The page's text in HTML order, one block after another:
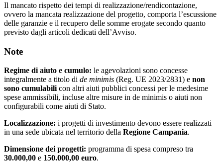
Il mancato rispetto dei tempi di realizzazione/rendicontazione,
ovvero la mancata realizzazione del progetto, comporta l’escussione
delle garanzie e il recupero delle somme erogate secondo quanto
previsto dagli articoli dedicati dell’Avviso.
Note
Regime di aiuto e cumulo: le agevolazioni sono concesse
integralmente a titolo di de minimis (Reg. UE 2023/2831) e non
sono cumulabilicon altri aiuti pubblici concessi per le medesime
spese ammissibili, incluse altre misure in de minimis o aiuti non
configurabili come aiuti di Stato.
Localizzazione: i progetti di investimento devono essere realizzati
in una sede ubicata nel territorio della Regione Campania.
Dimensione dei progetti: programma di spesa compreso tra
30.000,00 e 150.000,00 euro.